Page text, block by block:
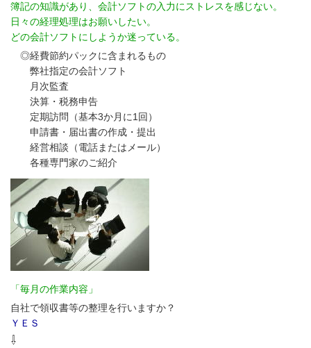
簿記の知識があり、会計ソフトの入力にストレスを感じない。
日々の経理処理はお願いしたい。
どの会計ソフトにしようか迷っている。
◎経費節約パックに含まれるもの
弊社指定の会計ソフト
月次監査
決算・税務申告
定期訪問（基本3か月に1回）
申請書・届出書の作成・提出
経営相談（電話またはメール）
各種専門家のご紹介
「毎月の作業内容」
自社で領収書等の整理を行いますか？
ＹＥＳ
⇩